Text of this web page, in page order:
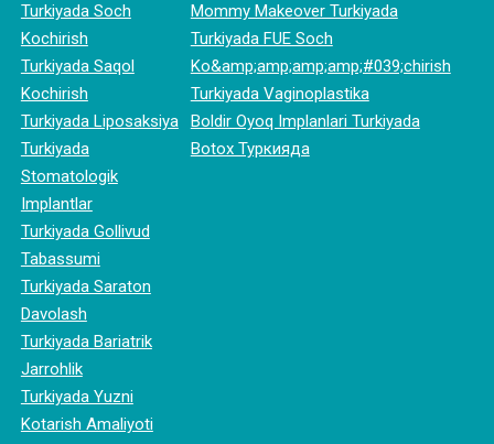
Turkiyada Soch
Kochirish
Turkiyada Saqol
Kochirish
Turkiyada Liposaksiya
Turkiyada
Stomatologik
Implantlar
Turkiyada Gollivud
Tabassumi
Turkiyada Saraton
Davolash
Turkiyada Bariatrik
Jarrohlik
Turkiyada Yuzni
Kotarish Amaliyoti
Mommy Makeover Turkiyada
Turkiyada FUE Soch
Ko&amp;amp;amp;amp;#039;chirish
Turkiyada Vaginoplastika
Boldir Oyoq Implanlari Turkiyada
Botox Туркияда